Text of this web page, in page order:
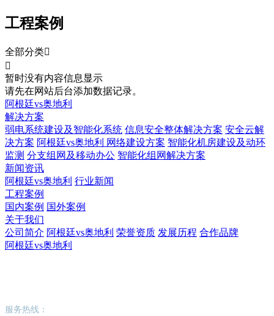
工程案例
全部分类

暂时没有内容信息显示
请先在网站后台添加数据记录。
阿根廷vs奥地利
解决方案
弱电系统建设及智能化系统 信息安全整体解决方案 安全云解
决方案 阿根廷vs奥地利 网络建设方案 智能化机房建设及动环
监测 分支组网及移动办公 智能化组网解决方案
新闻资讯
阿根廷vs奥地利 行业新闻
工程案例
国内案例 国外案例
关于我们
公司简介 阿根廷vs奥地利 荣誉资质 发展历程 合作品牌
阿根廷vs奥地利
服务热线：